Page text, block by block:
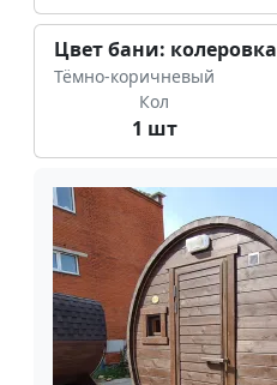
Цвет бани: колеровка
Тёмно-коричневый
Кол
1 шт